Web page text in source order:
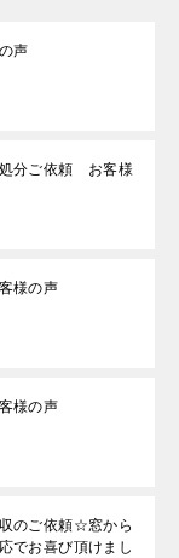
声
分ご依頼 お客様
様の声
様の声
のご依頼☆窓から
でお喜び頂けまし